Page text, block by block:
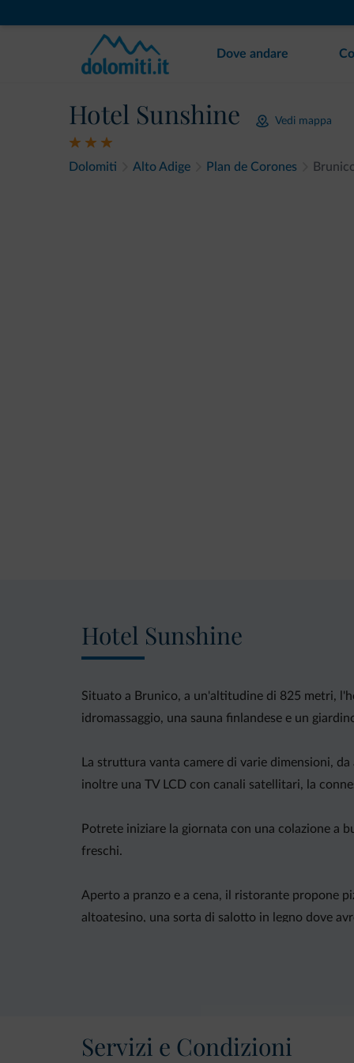
Dove andare
Hotel Sunshine Vedi mappa
Dolomiti Alto Adige Plan de Corones
Hotel Sunshine
Situato a Brunico, a un'altitudine di 825 metri,
idromassaggio, una sauna finlandese e un
La struttura vanta camere di varie dimensioni,
inoltre una TV LCD con canali satellitari, la
Potrete iniziare la giornata con una colazione a
freschi.
Aperto a pranzo e a cena, il ristorante propone
altoatesino, una sorta di salotto in legno dove
Dotato di ottimi collegamenti tramite i mezzi
Servizi e Condizioni